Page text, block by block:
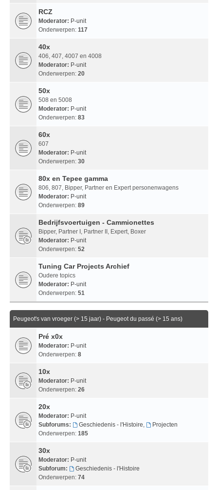
RCZ
Moderator: P-unit
Onderwerpen: 117
40x
406, 407, 4007 en 4008
Moderator: P-unit
Onderwerpen: 20
50x
508 en 5008
Moderator: P-unit
Onderwerpen: 83
60x
607
Moderator: P-unit
Onderwerpen: 30
80x en Tepee gamma
806, 807, Bipper, Partner en Expert personenwagens
Moderator: P-unit
Onderwerpen: 89
Bedrijfsvoertuigen - Cammionettes
Bipper, Partner I, Partner II, Expert, Boxer
Moderator: P-unit
Onderwerpen: 52
Tuning Car Projects Archief
Oudere topics
Moderator: P-unit
Onderwerpen: 51
Peugeot's van vroeger (> 15 jaar) - Peugeot du passé (> 15 ans)
Pré x0x
Moderator: P-unit
Onderwerpen: 8
10x
Moderator: P-unit
Onderwerpen: 26
20x
Moderator: P-unit
Subforums:
Geschiedenis - l'Histoire,
Projecten
Onderwerpen: 185
30x
Moderator: P-unit
Subforum:
Geschiedenis - l'Histoire
Onderwerpen: 74